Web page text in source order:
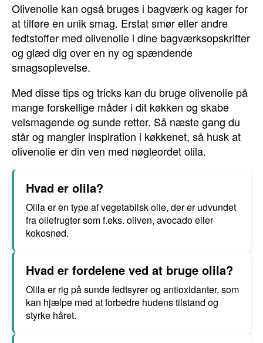
Olivenolie kan også bruges i bagværk og kager for
at tilføre en unik smag. Erstat smør eller andre
fedtstoffer med olivenolie i dine bagværksopskrifter
og glæd dig over en ny og spændende
smagsoplevelse.
Med disse tips og tricks kan du bruge olivenolie på
mange forskellige måder i dit køkken og skabe
velsmagende og sunde retter. Så næste gang du
står og mangler inspiration i køkkenet, så husk at
olivenolie er din ven med nøgleordet olila.
Hvad er olila?
Olila er en type af vegetabilsk olie, der er udvundet
fra oliefrugter som f.eks. oliven, avocado eller
kokosnød.
Hvad er fordelene ved at bruge olila?
Olila er rig på sunde fedtsyrer og antioxidanter, som
kan hjælpe med at forbedre hudens tilstand og
styrke håret.